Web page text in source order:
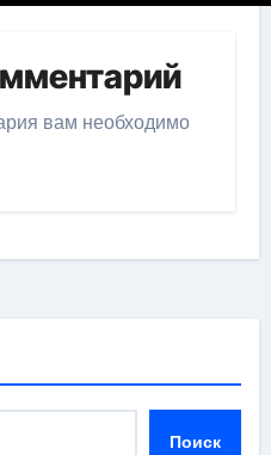
вам необходимо
Поиск